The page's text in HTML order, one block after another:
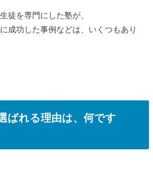
徒を専門にした塾が、
成功した事例などは、いくつもあり
ばれる理由は、何です